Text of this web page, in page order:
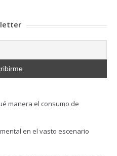
manera el consumo de
en el vasto escenario